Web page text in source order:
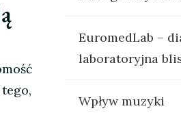
EuromedLab –
laboratoryjna
Wpływ muzyki